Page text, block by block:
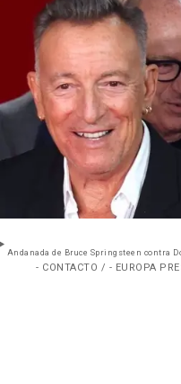
Andanada de Bruce Springsteen contra
- CONTACTO / - EUROPA